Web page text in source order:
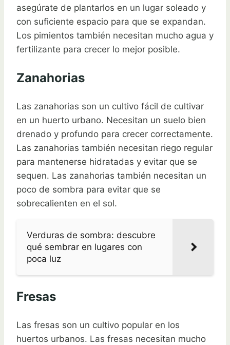
asegúrate de plantarlos en un lugar soleado y
con suficiente espacio para que se expandan.
Los pimientos también necesitan mucho agua y
fertilizante para crecer lo mejor posible.
Zanahorias
Las zanahorias son un cultivo fácil de cultivar
en un huerto urbano. Necesitan un suelo bien
drenado y profundo para crecer correctamente.
Las zanahorias también necesitan riego regular
para mantenerse hidratadas y evitar que se
sequen. Las zanahorias también necesitan un
poco de sombra para evitar que se
sobrecalienten en el sol.
Verduras de sombra: descubre
qué sembrar en lugares con
poca luz
Fresas
Las fresas son un cultivo popular en los
huertos urbanos. Las fresas necesitan mucho